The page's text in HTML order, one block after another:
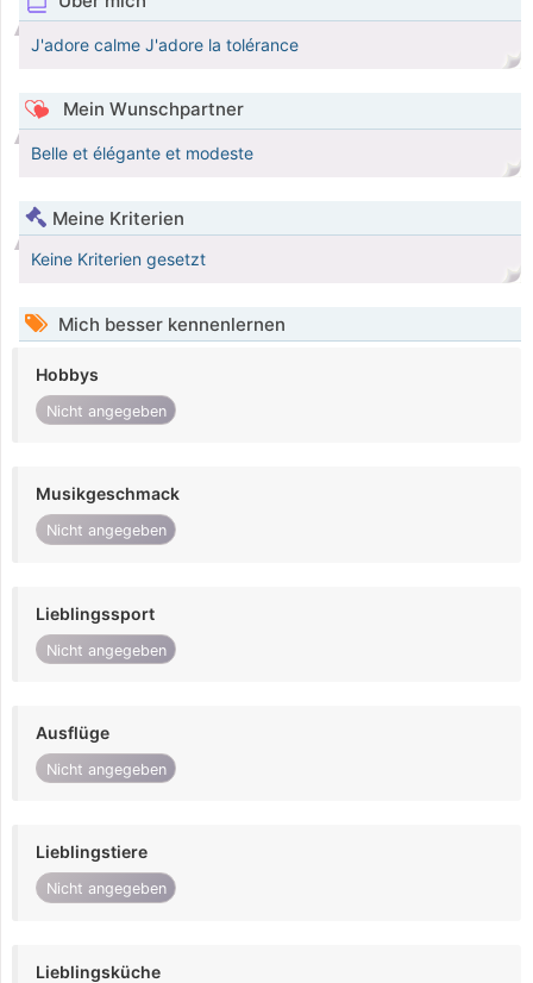
J'adore calme J'adore la tolérance
Mein Wunschpartner
Belle et élégante et modeste
Meine Kriterien
Keine Kriterien gesetzt
Mich besser kennenlernen
Hobbys
Nicht angegeben
Musikgeschmack
Nicht angegeben
Lieblingssport
Nicht angegeben
Ausflüge
Nicht angegeben
Lieblingstiere
Nicht angegeben
Lieblingsküche